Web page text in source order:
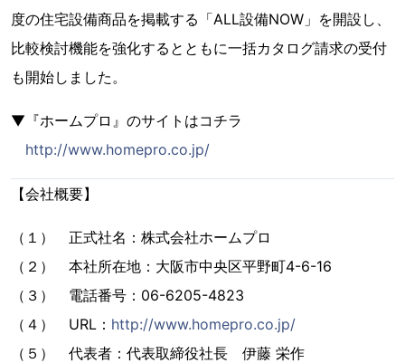
度の住宅設備商品を掲載する「ALL設備NOW」を開設し、
比較検討機能を強化するとともに一括カタログ請求の受付
も開始しました。
▼『ホームプロ』のサイトはコチラ
http://www.homepro.co.jp/
【会社概要】
（１） 正式社名：株式会社ホームプロ
（２） 本社所在地：大阪市中央区平野町4-6-16
（３） 電話番号：06-6205-4823
（４） URL： http://www.homepro.co.jp/
（５） 代表者：代表取締役社長 伊藤 栄作